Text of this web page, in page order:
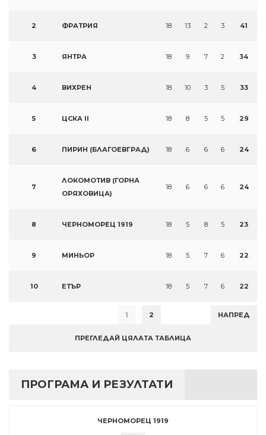
2 ФРАТРИЯ 18 13 2 3 41
3 ЯНТРА 18 9 7 2 34
4 ВИХРЕН 18 10 3 5 33
5 ЦСКА II 18 8 5 5 29
6 ПИРИН (БЛАГОЕВГРАД) 18 6 6 6 24
7
ЛОКОМОТИВ (ГОРНА
ОРЯХОВИЦА)
18 6 6 6 24
8 ЧЕРНОМОРЕЦ 1919 18 5 8 5 23
9 МИНЬОР 18 5 7 6 22
10 ЕТЪР 18 5 7 6 22
1 2 НАПРЕД
ПРЕГЛЕДАЙ ЦЯЛАТА ТАБЛИЦА
ПРОГРАМА И РЕЗУЛТАТИ
ЧЕРНОМОРЕЦ 1919